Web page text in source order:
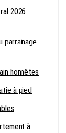
2026
parrainage
honnêtes
à pied
à